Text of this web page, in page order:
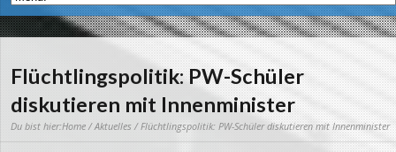
Flüchtlingspolitik: PW-Schüler
diskutieren mit Innenminister
Du bist hier:Home/Aktuelles/ Flüchtlingspolitik: PW-Schüler diskutieren mit Innenminister